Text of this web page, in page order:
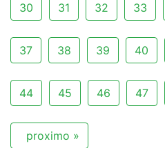
30 31 32 33
37 38 39 40
44 45 46 47
proximo »